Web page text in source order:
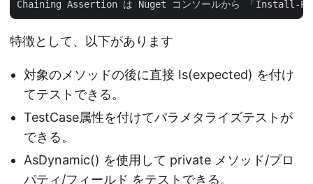
特徴として、以下があります
対象のメソッドの後に直接 Is(expected) を付け
てテストできる。
TestCase属性を付けてパラメタライズテストが
できる。
AsDynamic() を使用して private メソッド/プロ
パティ/フィールド をテストできる。